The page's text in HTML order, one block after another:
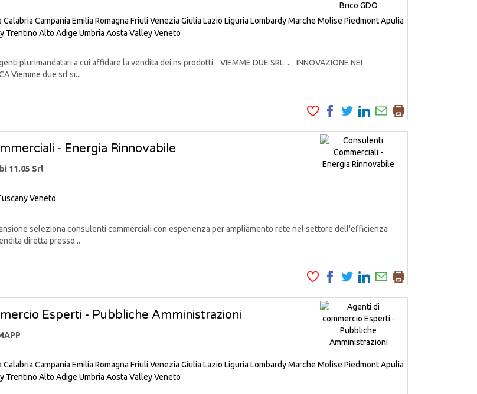
Calabria Campania Emilia Romagna Friuli Venezia Giulia Lazio Liguria LombardyMarche Molise PiedmontApulia
Trentino Alto Adige Umbria Aosta ValleyVeneto
plurimandatari a cui affidare la vendita dei ns prodotti. VIEMME DUE SRL .. INNOVAZIONE NEI
Viemme due srl si...
- Energia Rinnovabile
11.05 Srl
Veneto
seleziona consulenti commerciali con esperienza per ampliamento rete nel settore dell'efficienza
diretta presso...
Esperti - Pubbliche Amministrazioni
Calabria Campania Emilia Romagna Friuli Venezia Giulia Lazio Liguria LombardyMarche Molise PiedmontApulia
Trentino Alto Adige Umbria Aosta ValleyVeneto